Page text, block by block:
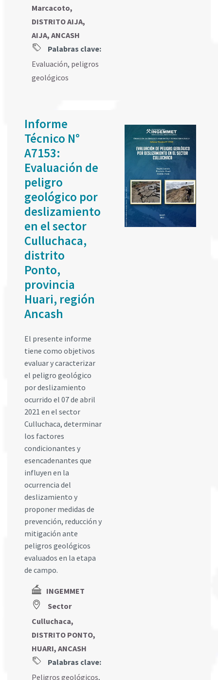
Marcacoto,
DISTRITO AIJA,
AIJA, ANCASH
Palabras clave:
Evaluación, peligros
geológicos
Informe
Técnico N°
A7153:
Evaluación de
peligro
geológico por
deslizamiento
en el sector
Culluchaca,
distrito
Ponto,
provincia
Huari, región
Ancash
El presente informe
tiene como objetivos
evaluar y caracterizar
el peligro geológico
por deslizamiento
ocurrido el 07 de abril
2021 en el sector
Culluchaca, determinar
los factores
condicionantes y
esencadenantes que
influyen en la
ocurrencia del
deslizamiento y
proponer medidas de
prevención, reducción y
mitigación ante
peligros geológicos
evaluados en la etapa
de campo.
INGEMMET
Sector
Culluchaca,
DISTRITO PONTO,
HUARI, ANCASH
Palabras clave:
Peligros geológicos,